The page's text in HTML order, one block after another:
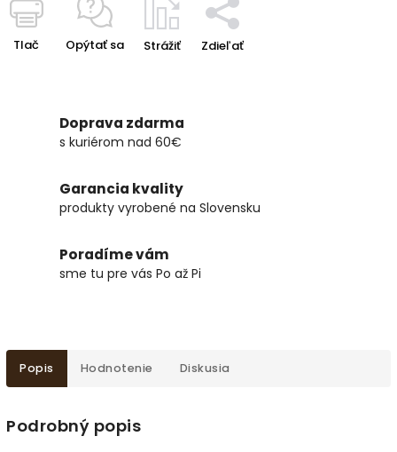
Tlač Opýtať sa Strážiť Zdieľať
Doprava zdarma
s kuriérom nad 60€
Garancia kvality
produkty vyrobené na Slovensku
Poradíme vám
sme tu pre vás Po až Pi
Popis Hodnotenie Diskusia
Podrobný popis